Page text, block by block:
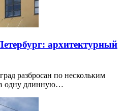
архитектурный
разбросан по нескольким
в одну длинную…